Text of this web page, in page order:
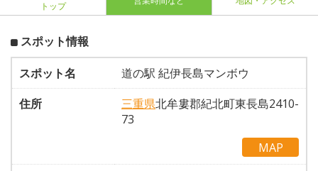
トップ
スポット情報
スポット名
道の駅 紀伊長島マンボウ
住所
三重県北牟婁郡紀北町東長島2410-
73
MAP